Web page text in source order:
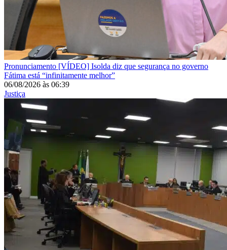
Pronunciamento [VÍDEO] Isolda diz que segurança no governo
Fátima está “infinitamente melhor”
06/08/2026 às 06:39
Justiça